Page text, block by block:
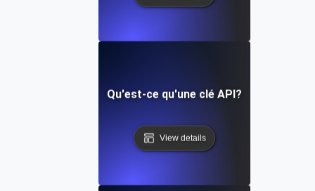
Qu'est-ce qu'une clé API?
View details